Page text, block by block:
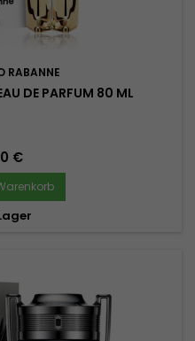
RABANNE
DE PARFUM 80 ML
€